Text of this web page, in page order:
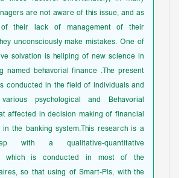
are not aware of this issue, and as
their lack of management of their
unconsciously make mistakes. One of
solvation is hellping of new science in
named behavorial finance .The present
conducted in the field of individuals and
various psychological and Behavorial
affected in decision making of financial
in the banking system.This research is a
with a qualitative-quantitative
which is conducted in most of the
so that using of Smart-Pls, with the